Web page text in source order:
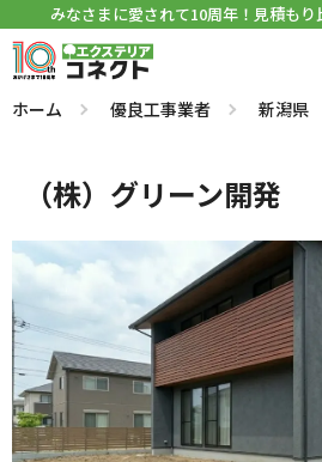
みなさまに愛されて10周年！見積もり
ホーム 優良工事業者 新潟県
（株）グリーン開発